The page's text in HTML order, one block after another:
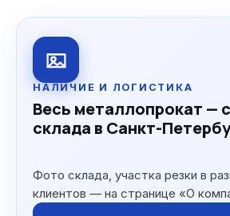
НАЛИЧИЕ И ЛОГИСТИКА
Весь металлопрокат —
склада в Санкт-
Фото склада, участка резки в
клиентов — на странице «О